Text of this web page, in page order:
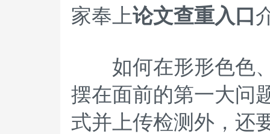
家奉上论文查重入口
如何在形形色色、
摆在面前的第一大问
式并上传检测外，还